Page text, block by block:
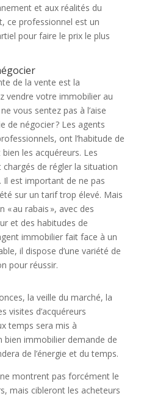
et aux réalités du
ce professionnel est un
pour faire le prix le plus
de la vente est la
vendre votre immobilier au
vous sentez pas à l’aise
de négocier ? Les agents
ont l’habitude de
les acquéreurs. Les
de régler la situation
Il est important de ne pas
sur un tarif trop élevé. Mais
« au rabais », avec des
et des habitudes de
immobilier fait face à un
il dispose d’une variété de
pour réussir.
la veille du marché, la
visites d’acquéreurs
temps sera mis à
bien immobilier demande de
de l’énergie et du temps.
montrent pas forcément le
mais cibleront les acheteurs